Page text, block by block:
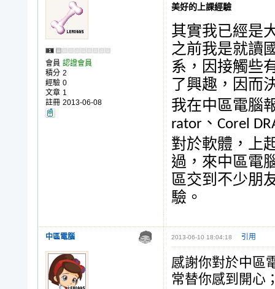
會員 認證會員
積分 2
經驗 0
文章 1
註冊 2013-06-08
美好的上課經驗
其實我已經是
之前我是就讀
系，因接觸些
了興趣，因而
我在中區電腦
rator 、 Corel
對於軟體，上
過，來中區電
區交到不少朋
驗。
中區電腦 2013-06-10 18:04:18 引用
感謝你對於中區
常替你感到開心